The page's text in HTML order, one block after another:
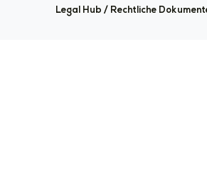
Legal Hub / Rechtliche